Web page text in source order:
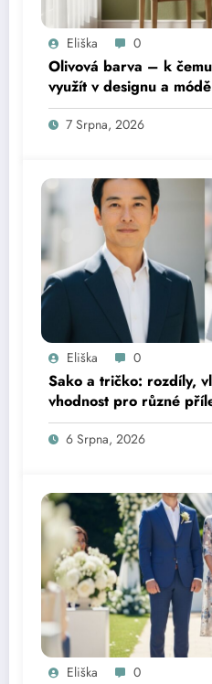
Eliška 0
Olivová barva – k
využít v designu a módě
7 Srpna, 2026
Eliška 0
Sako a tričko: rozdíly,
vhodnost pro různé
6 Srpna, 2026
Eliška 0